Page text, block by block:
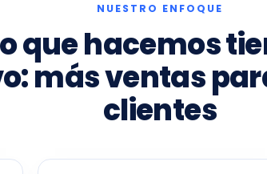
NUESTRO ENFOQUE
que hacemos
más ventas
clientes